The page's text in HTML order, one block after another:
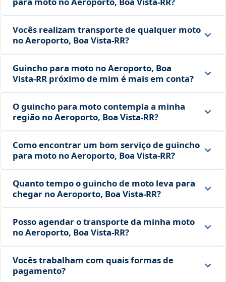
Vocês realizam transporte de qualquer moto
no Aeroporto, Boa Vista‑RR?
Guincho para moto no Aeroporto, Boa
Vista‑RR próximo de mim é mais em conta?
O guincho para moto contempla a minha
região no Aeroporto, Boa Vista‑RR?
Como encontrar um bom serviço de guincho
para moto no Aeroporto, Boa Vista‑RR?
Quanto tempo o guincho de moto leva para
chegar no Aeroporto, Boa Vista‑RR?
Posso agendar o transporte da minha moto
no Aeroporto, Boa Vista‑RR?
Vocês trabalham com quais formas de
pagamento?